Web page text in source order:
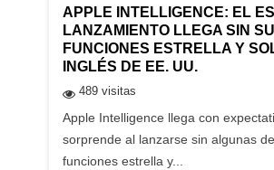
APPLE INTELLIGENCE: EL
LANZAMIENTO LLEGA SIN
FUNCIONES ESTRELLA Y
INGLÉS DE EE. UU.
489 visitas
Apple Intelligence llega con
sorprende al lanzarse sin algunas
funciones estrella y...